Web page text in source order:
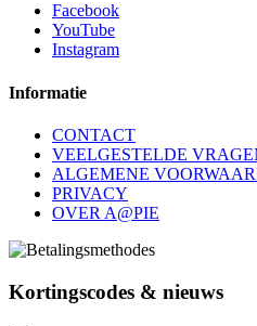
Facebook
YouTube
Instagram
Informatie
CONTACT
VEELGESTELDE
ALGEMENE
PRIVACY
OVER A@PIE
Kortingscodes & nieuws